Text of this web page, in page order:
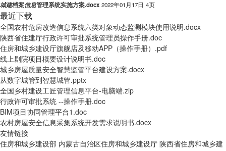
城建档案信息管理系统实施方案.docx 2022年01月17日 4页
最近下载
全国农村危房改造信息系统六类对象动态监测模块使用说明.docx
陕西省住建厅行政许可审批系统管理员操作手册.doc
住房和城乡建设厅旗舰店及移动APP（操作手册）.pdf
线上剧院项目概要设计说明书.doc
城乡房屋质量安全智慧监管平台建设方案.docx
从数字城管到智慧城管.pptx
全国乡村建设工匠管理信息平台-电脑端.zip
行政许可审批系统 --操作手册.doc
BIM项目协同管理平台1.doc
农村房屋安全信息采集系统开发需求说明书.docx
友情链接
住房和城乡建设部 内蒙古自治区住房和城乡建设厅 陕西省住房和城乡建